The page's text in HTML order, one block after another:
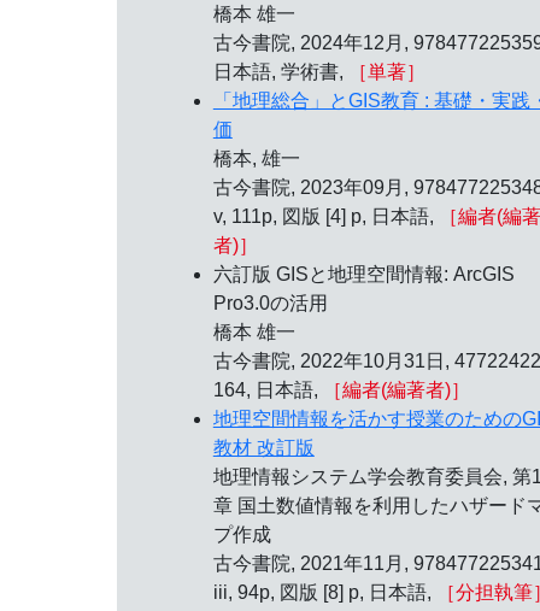
橋本 雄一
古今書院, 2024年12月,
日本語, 学術書,
［単著］
「地理総合」とGIS教育 : 基礎・実践
価
橋本, 雄一
古今書院, 2023年09月,
v, 111p, 図版 [4] p, 日本語,
［編者(編著
者)］
六訂版 GISと地理空間情報: ArcGIS
Pro3.0の活用
橋本 雄一
古今書院, 2022年10月31日,
164, 日本語,
［編者(編著者)］
地理空間情報を活かす授業のための
教材 改訂版
地理情報システム学会教育委員会, 第
章 国土数値情報を利用したハザード
プ作成
古今書院, 2021年11月,
iii, 94p, 図版 [8] p, 日本語,
［分担執筆